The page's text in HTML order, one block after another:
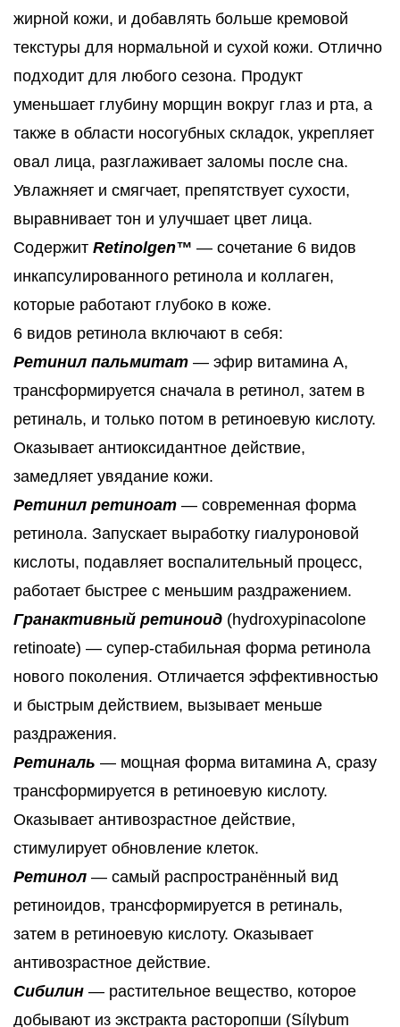
жирной кожи, и добавлять больше кремовой
текстуры для нормальной и сухой кожи. Отлично
подходит для любого сезона. Продукт
уменьшает глубину морщин вокруг глаз и рта, а
также в области носогубных складок, укрепляет
овал лица, разглаживает заломы после сна.
Увлажняет и смягчает, препятствует сухости,
выравнивает тон и улучшает цвет лица.
Содержит Retinolgen™ — сочетание 6 видов
инкапсулированного ретинола и коллаген,
которые работают глубоко в коже.
6 видов ретинола включают в себя:
Ретинил пальмитат — эфир витамина A,
трансформируется сначала в ретинол, затем в
ретиналь, и только потом в ретиноевую кислоту.
Оказывает антиоксидантное действие,
замедляет увядание кожи.
Ретинил ретиноат — современная форма
ретинола. Запускает выработку гиалуроновой
кислоты, подавляет воспалительный процесс,
работает быстрее с меньшим раздражением.
Гранактивный ретиноид (hydroxypinacolone
retinoate) — супер-стабильная форма ретинола
нового поколения. Отличается эффективностью
и быстрым действием, вызывает меньше
раздражения.
Ретиналь — мощная форма витамина A, сразу
трансформируется в ретиноевую кислоту.
Оказывает антивозрастное действие,
стимулирует обновление клеток.
Ретинол — самый распространённый вид
ретиноидов, трансформируется в ретиналь,
затем в ретиноевую кислоту. Оказывает
антивозрастное действие.
Сибилин — растительное вещество, которое
добывают из экстракта расторопши (Sílybum